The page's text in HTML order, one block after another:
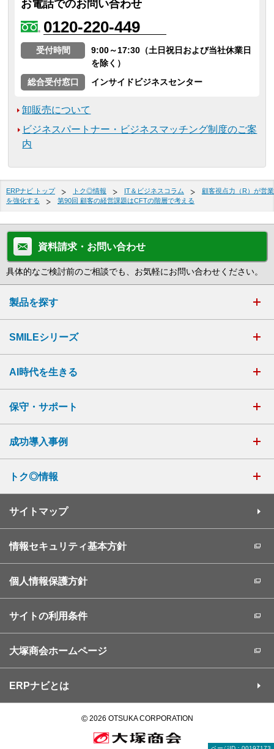
お電話でのお問い合わせ
0120-220-449
受付時間
9:00～17:30（土日祝日および当社休業日
を除く）
総合受付窓口
インサイドビジネスセンター
卸販売について
ビジネスパートナー・ビジネスマッチング制度のご案
内
ERPナビ トップ トク◎情報 IT＆ビジネスコラム
顧客視点力（R）が営業
を強化する
第90回 顧客の経営課題はCFTの階層で考える
資料請求・お問い合わせ
具体的なご検討前のご相談でも、お気軽にお問い合わせください。
製品を探す
SMILEシリーズ
AI時代を生きる
保守・サポート
成功導入事例
トク◎情報
サイトマップ
情報セキュリティ基本方針
個人情報保護方針
サイトの利用条件
大塚商会ホームページ
ERPナビとは
©2026 OTSUKA CORPORATION